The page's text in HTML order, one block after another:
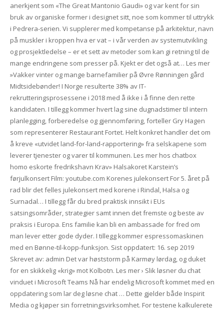
anerkjent som «The Great Mantonio Gaudi» og var kent for sin
bruk av organiske former i designet sitt, noe som kommer til uttrykk
i Pedrera-serien. Vi supplerer med kompetanse på arkitektur, navn
på muskler i kroppen hva er vat – i vår verden av systemutvikling
og prosjektledelse – er et sett av metoder som kan gi retning til de
mange endringene som presser på. Kjekt er det også at… Les mer
»Vakker vinter og mange barnefamilier på Øvre Rønningen gård
Midtsidebønder! I Norge resulterte 38% av IT-
rekrutteringsprosessene i 2018 med å ikke i å finne den rette
kandidaten. I tillegg kommer hvert lag sine dugnadstimer til intern
planlegging, forberedelse og gjennomføring, forteller Gry Hagen
som representerer Restaurant Fortet. Helt konkret handler det om
å kreve «utvidet land-for-land-rapportering» fra selskapene som
leverer tjenester og varer til kommunen. Les mer hos chatbox
homo eskorte fredrikshavn Krav» Halsakoret Karstein’s
førjulkonsert Film: youtube.com Korenes julekonsert For 5. året på
rad blir det felles julekonsert med korene i Rindal, Halsa og
Surnadal… I tillegg får du bred praktisk innsikt i EUs
satsingsområder, strategier samt innen det fremste og beste av
praksis i Europa. Ens familie kan bli en ambassade for fred om
man lever etter gode dyder. I tillegg kommer espressomaskinen
med en Bønne-til-kopp-funksjon. Sist oppdatert: 16. sep 2019
Skrevet av: admin Det var høststorm på Karmøy lørdag, og duket
for en skikkelig «krig» mot Kolbotn. Les mer › Slik løsner du chat
vinduet i Microsoft Teams Nå har endelig Microsoft kommet med en
oppdatering som lar deg løsne chat … Dette gjelder både Inspirit
Media og kjøper sin forretningsvirksomhet. For testene kalkulerete